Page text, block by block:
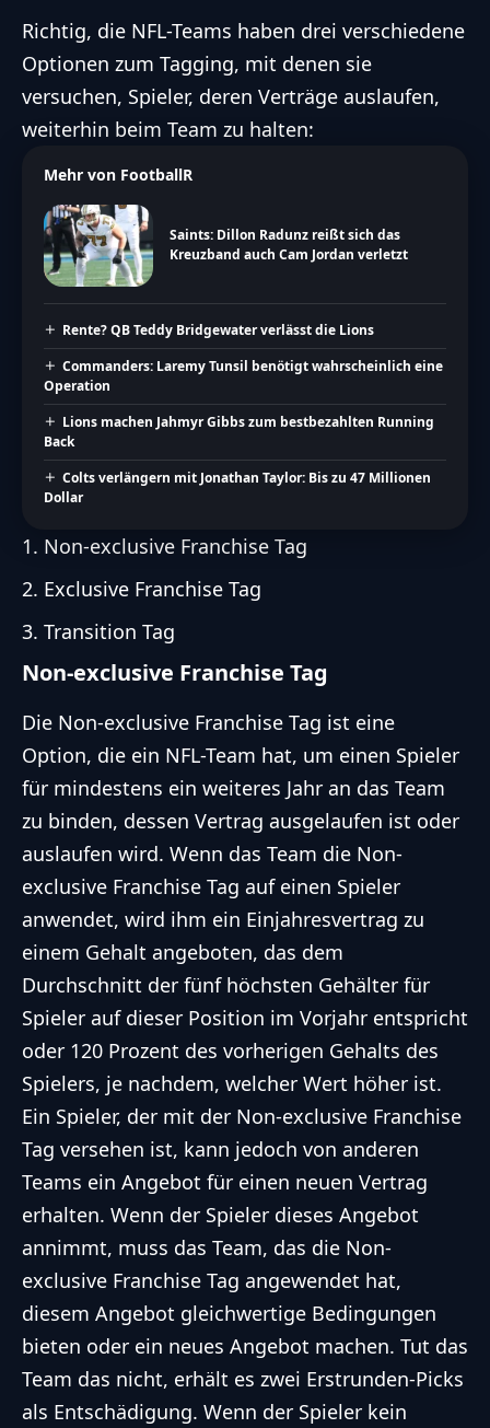
Richtig, die NFL-Teams haben drei verschiedene
Optionen zum Tagging, mit denen sie
versuchen, Spieler, deren Verträge auslaufen,
weiterhin beim Team zu halten:
Mehr von FootballR
Saints: Dillon Radunz reißt sich das
Kreuzband auch Cam Jordan verletzt
Rente? QB Teddy Bridgewater verlässt die Lions
Commanders: Laremy Tunsil benötigt wahrscheinlich eine
Operation
Lions machen Jahmyr Gibbs zum bestbezahlten Running
Back
Colts verlängern mit Jonathan Taylor: Bis zu 47 Millionen
Dollar
Non-exclusive Franchise Tag
Exclusive Franchise Tag
Transition Tag
Non-exclusive Franchise Tag
Die Non-exclusive Franchise Tag ist eine
Option, die ein NFL-Team hat, um einen Spieler
für mindestens ein weiteres Jahr an das Team
zu binden, dessen Vertrag ausgelaufen ist oder
auslaufen wird. Wenn das Team die Non-
exclusive Franchise Tag auf einen Spieler
anwendet, wird ihm ein Einjahresvertrag zu
einem Gehalt angeboten, das dem
Durchschnitt der fünf höchsten Gehälter für
Spieler auf dieser Position im Vorjahr entspricht
oder 120 Prozent des vorherigen Gehalts des
Spielers, je nachdem, welcher Wert höher ist.
Ein Spieler, der mit der Non-exclusive Franchise
Tag versehen ist, kann jedoch von anderen
Teams ein Angebot für einen neuen Vertrag
erhalten. Wenn der Spieler dieses Angebot
annimmt, muss das Team, das die Non-
exclusive Franchise Tag angewendet hat,
diesem Angebot gleichwertige Bedingungen
bieten oder ein neues Angebot machen. Tut das
Team das nicht, erhält es zwei Erstrunden-Picks
als Entschädigung. Wenn der Spieler kein